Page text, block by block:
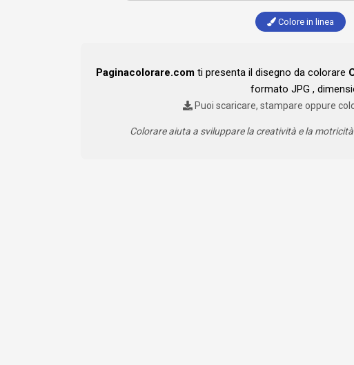
Colore in linea
Paginacolorare.comti presenta il disegno da colorare
formato JPG ,
Puoi scaricare, stampare oppure
Colorare aiuta a sviluppare la creatività e la